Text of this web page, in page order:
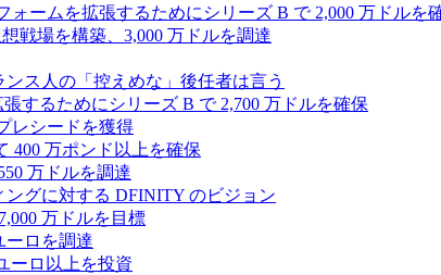
ームを拡張するためにシリーズ B で 2,000 万ドルを
戦場を構築、3,000 万ドルを調達
ス人の「控えめな」後任者は言う
するためにシリーズ B で 2,700 万ドルを確保
レシードを獲得
400 万ポンド以上を確保
万ドルを調達
グに対する DFINITY のビジョン
万ドルを目標
ーロを調達
ーロ以上を投資